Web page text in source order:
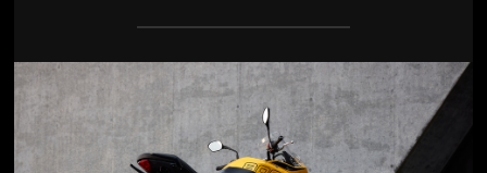
Jön még kép!